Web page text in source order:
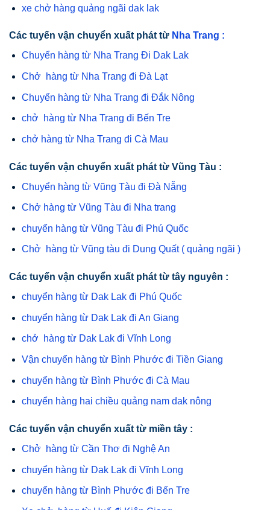
xe chở hàng quảng ngãi dak lak
Các tuyến vận chuyển xuất phát từ Nha Trang :
Chuyển hàng từ Nha Trang Đi Dak Lak
Chở hàng từ Nha Trang đi Đà Lạt
Chuyển hàng từ Nha Trang đi Đắk Nông
chở hàng từ Nha Trang đi Bến Tre
chở hàng từ Nha Trang đi Cà Mau
Các tuyến vận chuyển xuất phát từ Vũng Tàu :
Chuyển hàng từ Vũng Tàu đi Đà Nẵng
Chở hàng từ Vũng Tàu đi Nha trang
chuyển hàng từ Vũng Tàu đi Phú Quốc
Chở hàng từ Vũng tàu đi Dung Quất ( quảng ngãi )
Các tuyến vận chuyển xuất phát từ tây nguyên :
chuyển hàng từ Dak Lak đi Phú Quốc
chuyển hàng từ Dak Lak đi An Giang
chở hàng từ Dak Lak đi Vĩnh Long
Vận chuyển hàng từ Bình Phước đi Tiền Giang
chuyển hàng từ Bình Phước đi Cà Mau
chuyển hàng hai chiều quảng nam dak nông
Các tuyến vận chuyển xuất từ miền tây :
Chở hàng từ Cần Thơ đi Nghệ An
chuyển hàng từ Dak Lak đi Vĩnh Long
chuyển hàng từ Bình Phước đi Bến Tre